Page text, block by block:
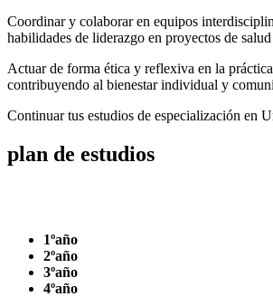
Coordinar y colaborar en equipos
habilidades de liderazgo en proyectos de
Actuar de forma ética y reflexiva en la
contribuyendo al bienestar individual y
Continuar tus estudios de especialización en
plan de estudios
1ºaño
2ºaño
3ºaño
4ºaño